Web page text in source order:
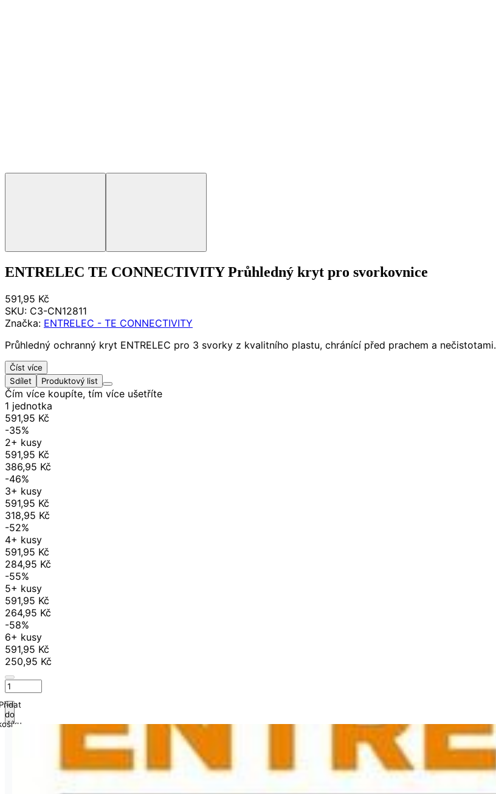
ENTRELEC TE CONNECTIVITY Průhledný kryt pro svorkovnice
591,95 Kč
SKU: C3-CN12811
Značka: ENTRELEC - TE CONNECTIVITY
Průhledný ochranný kryt ENTRELEC pro 3 svorky z kvalitního plastu, chránící před prachem a nečistotami.
Číst více
Sdílet
Produktový list
Čím více koupíte, tím více ušetříte
1 jednotka
591,95 Kč
-35%
2+ kusy
591,95 Kč
386,95 Kč
-46%
3+ kusy
591,95 Kč
318,95 Kč
-52%
4+ kusy
591,95 Kč
284,95 Kč
-55%
5+ kusy
591,95 Kč
264,95 Kč
-58%
6+ kusy
591,95 Kč
250,95 Kč
do